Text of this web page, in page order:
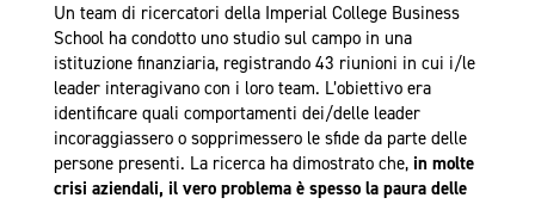
Un team di ricercatori della Imperial College Business
School ha condotto uno studio sul campo in una
istituzione finanziaria, registrando 43 riunioni in cui i/le
leader interagivano con i loro team. L’obiettivo era
identificare quali comportamenti dei/delle leader
incoraggiassero o sopprimessero le sfide da parte delle
persone presenti. La ricerca ha dimostrato che, in molte
crisi aziendali, il vero problema è spesso la paura delle